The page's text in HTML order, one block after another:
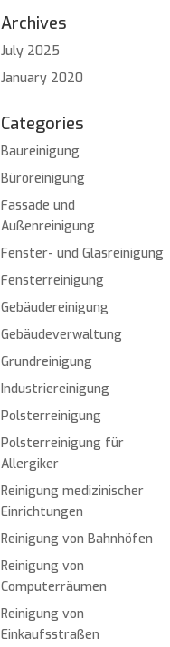
Archives
July 2025
January 2020
Categories
Baureinigung
Büroreinigung
Fassade und
Außenreinigung
Fenster- und Glasreinigung
Fensterreinigung
Gebäudereinigung
Gebäudeverwaltung
Grundreinigung
Industriereinigung
Polsterreinigung
Polsterreinigung für
Allergiker
Reinigung medizinischer
Einrichtungen
Reinigung von Bahnhöfen
Reinigung von
Computerräumen
Reinigung von
Einkaufsstraßen